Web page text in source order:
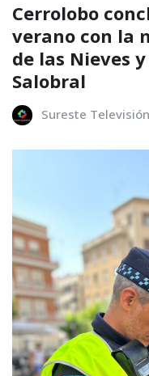
Cerrolobo
verano con la
de las Nieves
Salobral
Sureste Televisión